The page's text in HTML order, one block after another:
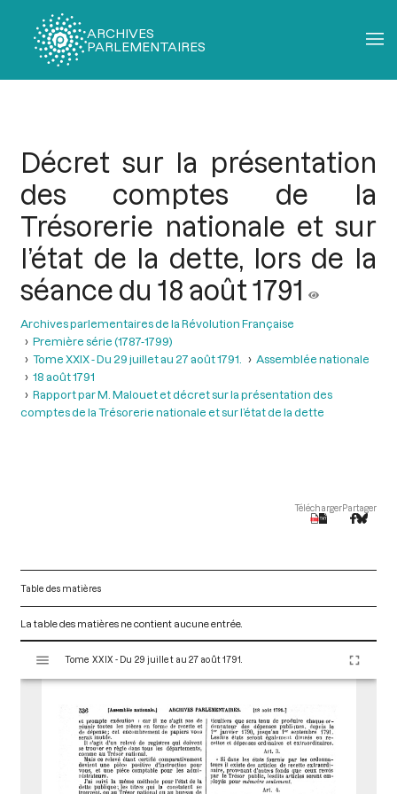
ARCHIVES
PARLEMENTAIRES
Décret sur la présentation
des comptes de la
Trésorerie nationale et sur
l’état de la dette, lors de la
séance du 18 août 1791
Archives parlementaires de la Révolution Française
Première série (1787-1799)
Tome XXIX - Du 29 juillet au 27 août 1791.
Assemblée nationale
18 août 1791
Rapport par M. Malouet et décret sur la présentation des
comptes de la Trésorerie nationale et sur l’état de la dette
TéléchargerPartager
Table des matières
La table des matières ne contient aucune entrée.
s
Tome XXIX - Du 29 juillet au 27 août 1791.